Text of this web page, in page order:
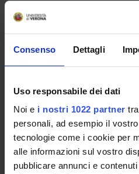
Consenso Dettagli
Uso responsabile dei dati
Noi e i nostri 1022 partner
personali, ad esempio il
tecnologie come i cookie per
alle informazioni sul vostro
pubblicare annunci e
PARTECIPANTI AL PROGETTO
Leonardo Chelazzi
Professore ordinario
SEZIONI
Fisiologia e Psicologia